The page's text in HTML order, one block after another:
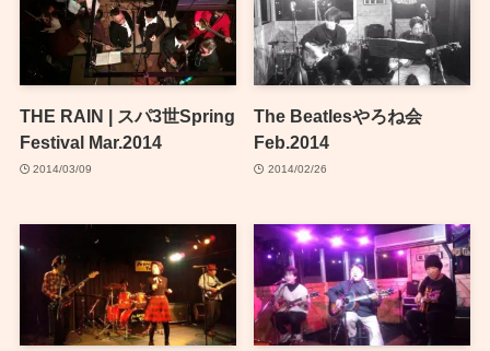
THE RAIN | スパ3世Spring
Festival Mar.2014
2014/03/09
The Beatlesやろね会
Feb.2014
2014/02/26